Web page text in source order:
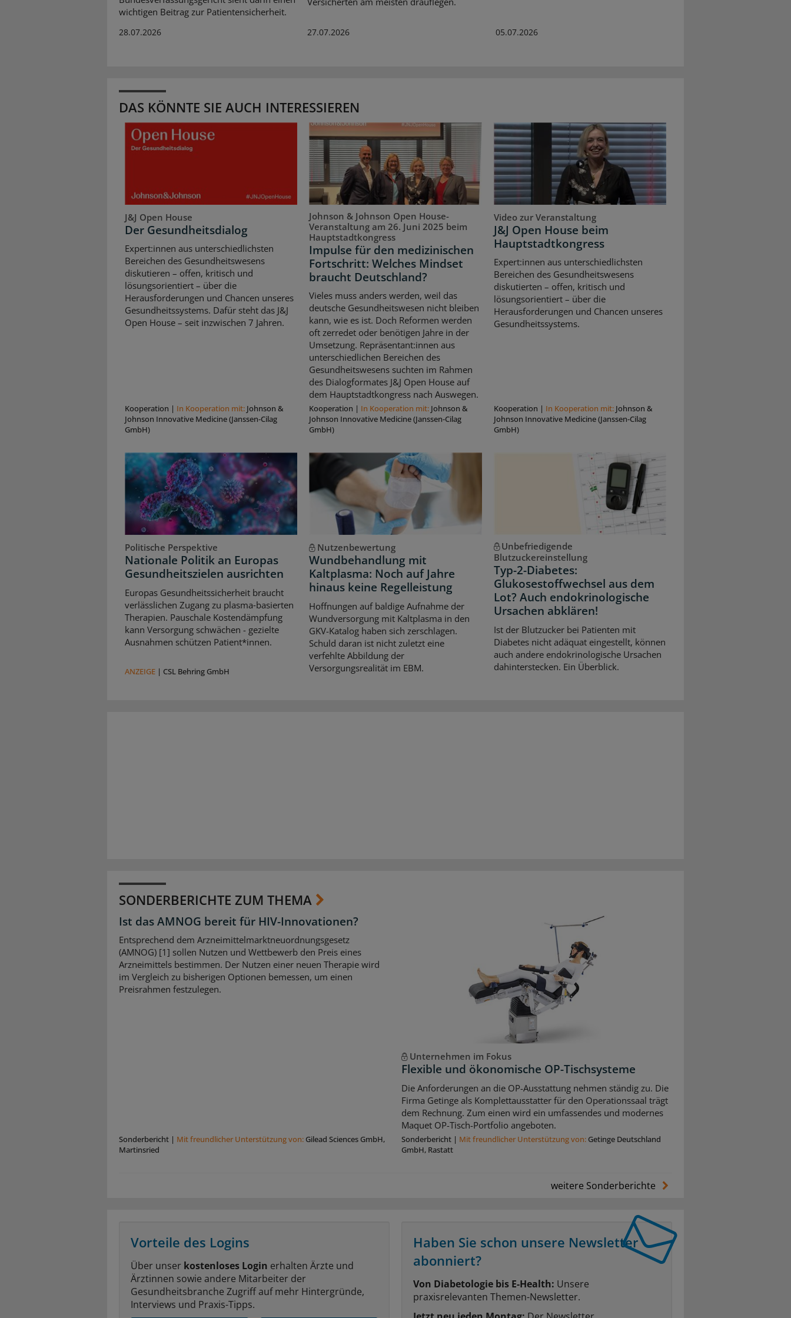
wichtigen Beitrag zur Patientensicherheit.
28.07.2026 27.07.2026 05.07.2026
DAS KÖNNTE SIE AUCH INTERESSIEREN
J&J Open House
Der Gesundheitsdialog
Expert:innen aus unterschiedlichsten
Bereichen des Gesundheitswesens
diskutieren – offen, kritisch und
lösungsorientiert – über die
Herausforderungen und Chancen unseres
Gesundheitssystems. Dafür steht das J&J
Open House – seit inzwischen 7 Jahren.
Kooperation | In Kooperation mit: Johnson &
Johnson Innovative Medicine (Janssen-Cilag
GmbH)
Johnson & Johnson Open House-
Veranstaltung am 26. Juni 2025 beim
Hauptstadtkongress
Impulse für den medizinischen
Fortschritt: Welches Mindset
braucht Deutschland?
Vieles muss anders werden, weil das
deutsche Gesundheitswesen nicht bleiben
kann, wie es ist. Doch Reformen werden
oft zerredet oder benötigen Jahre in der
Umsetzung. Repräsentant:innen aus
unterschiedlichen Bereichen des
Gesundheitswesens suchten im Rahmen
des Dialogformates J&J Open House auf
dem Hauptstadtkongress nach Auswegen.
Kooperation | In Kooperation mit: Johnson &
Johnson Innovative Medicine (Janssen-Cilag
GmbH)
Video zur Veranstaltung
J&J Open House beim
Hauptstadtkongress
Expert:innen aus unterschiedlichsten
Bereichen des Gesundheitswesens
diskutierten – offen, kritisch und
lösungsorientiert – über die
Herausforderungen und Chancen unseres
Gesundheitssystems.
Kooperation | In Kooperation mit: Johnson &
Johnson Innovative Medicine (Janssen-Cilag
GmbH)
Politische Perspektive
Nationale Politik an Europas
Gesundheitszielen ausrichten
Europas Gesundheitssicherheit braucht
verlässlichen Zugang zu plasma‑basierten
Therapien. Pauschale Kostendämpfung
kann Versorgung schwächen - gezielte
Ausnahmen schützen Patient*innen.
ANZEIGE | CSL Behring GmbH
Nutzenbewertung
Wundbehandlung mit
Kaltplasma: Noch auf Jahre
hinaus keine Regelleistung
Hoffnungen auf baldige Aufnahme der
Wundversorgung mit Kaltplasma in den
GKV-Katalog haben sich zerschlagen.
Schuld daran ist nicht zuletzt eine
verfehlte Abbildung der
Versorgungsrealität im EBM.
Unbefriedigende
Blutzuckereinstellung
Typ-2-Diabetes:
Glukosestoffwechsel aus dem
Lot? Auch endokrinologische
Ursachen abklären!
Ist der Blutzucker bei Patienten mit
Diabetes nicht adäquat eingestellt, können
auch andere endokrinologische Ursachen
dahinterstecken. Ein Überblick.
SONDERBERICHTE ZUM THEMA
Ist das AMNOG bereit für HIV-Innovationen?
Entsprechend dem Arzneimittelmarktneuordnungsgesetz
(AMNOG) [1] sollen Nutzen und Wettbewerb den Preis eines
Arzneimittels bestimmen. Der Nutzen einer neuen Therapie wird
im Vergleich zu bisherigen Optionen bemessen, um einen
Preisrahmen festzulegen.
Sonderbericht | Mit freundlicher Unterstützung von: Gilead Sciences GmbH,
Martinsried
Unternehmen im Fokus
Flexible und ökonomische OP-Tischsysteme
Die Anforderungen an die OP-Ausstattung nehmen ständig zu. Die
Firma Getinge als Komplettausstatter für den Operationssaal trägt
dem Rechnung. Zum einen wird ein umfassendes und modernes
Maquet OP-Tisch-Portfolio angeboten.
Sonderbericht | Mit freundlicher Unterstützung von: Getinge Deutschland
GmbH, Rastatt
weitere Sonderberichte
Vorteile des Logins
Über unser kostenloses Login erhalten Ärzte und
Ärztinnen sowie andere Mitarbeiter der
Gesundheitsbranche Zugriff auf mehr Hintergründe,
Interviews und Praxis-Tipps.
Haben Sie schon unsere Newsletter
abonniert?
Von Diabetologie bis E-Health: Unsere
praxisrelevanten Themen-Newsletter.